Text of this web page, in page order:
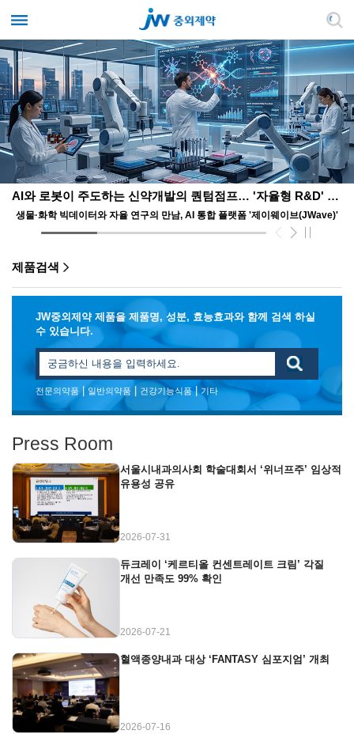
AI와 로봇이 주도하는 신약개발의 퀀텀점프… '자율형 R&D' 앞장서는 JW
생물·화학 빅데이터와 자율 연구의 만남, AI 통합 플랫폼 '제이웨이브(JWave)'
제품검색
JW중외제약 제품을 제품명, 성분, 효능효과와 함께 검색 하실
수 있습니다.
전문의약품 일반의약품 건강기능식품| 기타
Press Room
서울시내과의사회 학술대회서 ‘위너프주’ 임상적
유용성 공유
2026-07-31
듀크레이 ‘케르티올 컨센트레이트 크림’ 각질
개선 만족도 99% 확인
2026-07-21
혈액종양내과 대상 ‘FANTASY 심포지엄’ 개최
2026-07-16